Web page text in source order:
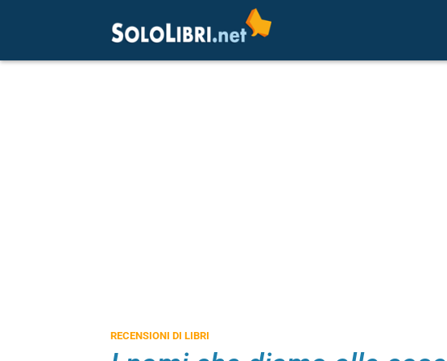
RECENSIONI DI LIBRI